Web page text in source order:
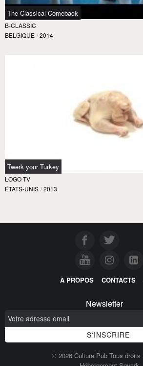
The Classical Comeback
B-CLASSIC
BELGIQUE / 2014
Twerk your Turkey
LOGO TV
ÉTATS-UNIS / 2013
À PROPOS CONTACTS
Newsletter
© 2026 Culture Pub Tous droits